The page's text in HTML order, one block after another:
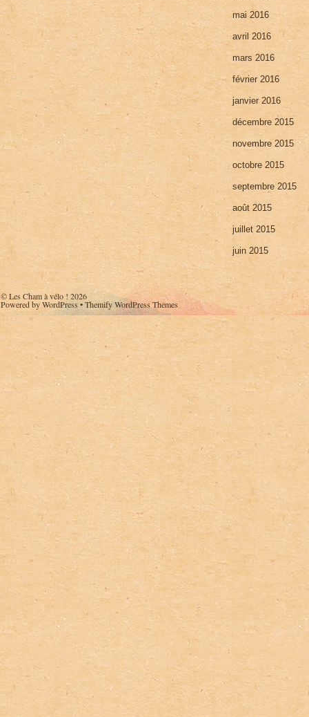
mai 2016
avril 2016
mars 2016
février 2016
janvier 2016
décembre 2015
novembre 2015
octobre 2015
septembre 2015
août 2015
juillet 2015
juin 2015
©Les Cham à vélo !2026
Powered byWordPress•Themify WordPress Themes